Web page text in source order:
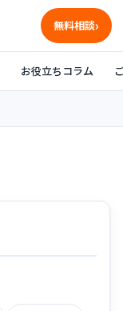
無料相談
お役立ちコラム